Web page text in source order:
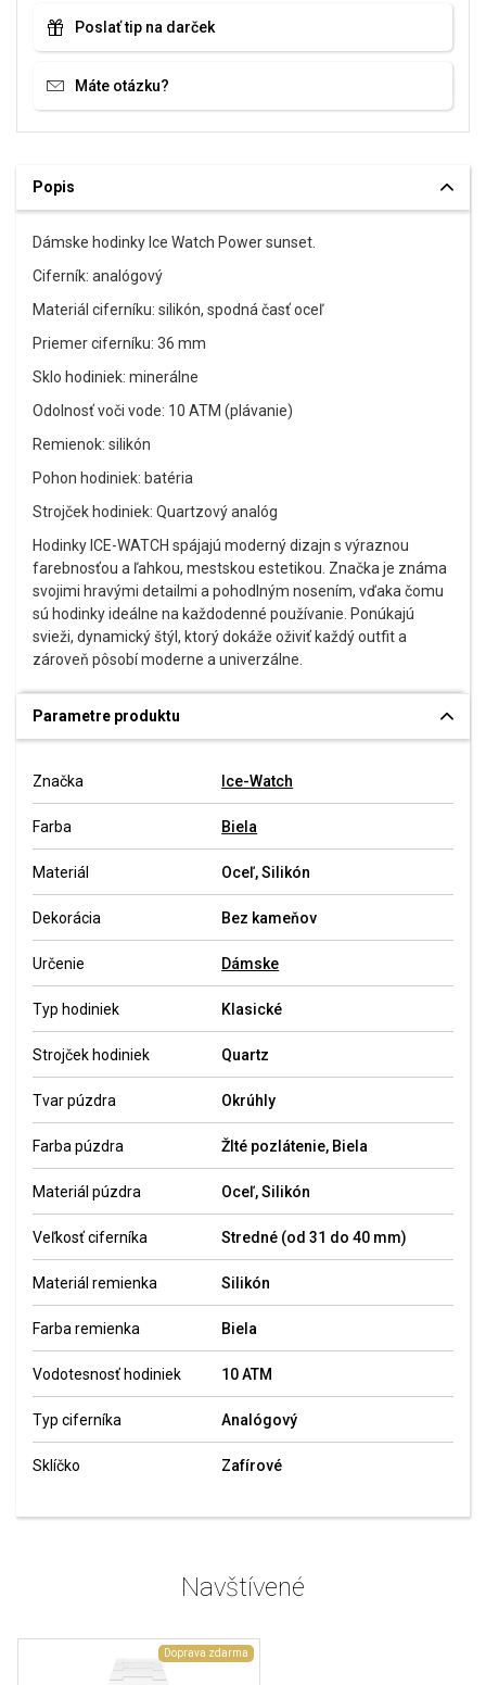
Poslať tip na darček
Máte otázku?
Popis
Dámske hodinky Ice Watch Power sunset.
Ciferník: analógový
Materiál ciferníku: silikón, spodná časť oceľ
Priemer ciferníku: 36 mm
Sklo hodiniek: minerálne
Odolnosť voči vode: 10 ATM (plávanie)
Remienok: silikón
Pohon hodiniek: batéria
Strojček hodiniek: Quartzový analóg
Hodinky ICE-WATCH spájajú moderný dizajn s výraznou
farebnosťou a ľahkou, mestskou estetikou. Značka je známa
svojimi hravými detailmi a pohodlným nosením, vďaka čomu
sú hodinky ideálne na každodenné používanie. Ponúkajú
svieži, dynamický štýl, ktorý dokáže oživiť každý outfit a
zároveň pôsobí moderne a univerzálne.
Parametre produktu
Značka Ice-Watch
Farba Biela
Materiál Oceľ, Silikón
Dekorácia Bez kameňov
Určenie Dámske
Typ hodiniek Klasické
Strojček hodiniek Quartz
Tvar púzdra Okrúhly
Farba púzdra Žlté pozlátenie, Biela
Materiál púzdra Oceľ, Silikón
Veľkosť ciferníka Stredné (od 31 do 40 mm)
Materiál remienka Silikón
Farba remienka Biela
Vodotesnosť hodiniek 10 ATM
Typ ciferníka Analógový
Sklíčko Zafírové
Navštívené
Doprava zdarma